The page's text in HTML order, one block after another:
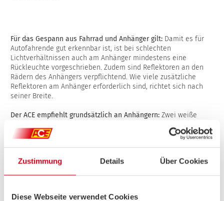
Zustimmung Details Über Cookies
Diese Webseite verwendet Cookies
Für das Gespann aus Fahrrad und Anhänger gilt: Damit es für
Autofahrende gut erkennbar ist, ist bei schlechten
Lichtverhältnissen auch am Anhänger mindestens eine
Rückleuchte vorgeschrieben. Zudem sind Reflektoren an den
Rädern des Anhängers verpflichtend. Wie viele zusätzliche
Reflektoren am Anhänger erforderlich sind, richtet sich nach
seiner Breite.
Der ACE empfiehlt grundsätzlich an Anhängern: Zwei weiße
Signalwimpel an einer langen Stange erhöhen die Sichtbarkeit